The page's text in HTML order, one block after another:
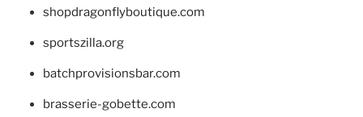
shopdragonflyboutique.com
sportszilla.org
batchprovisionsbar.com
brasserie-gobette.com